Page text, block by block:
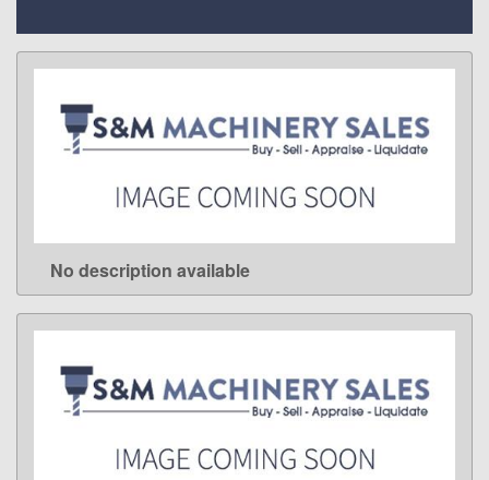
LEARN MORE
No description available